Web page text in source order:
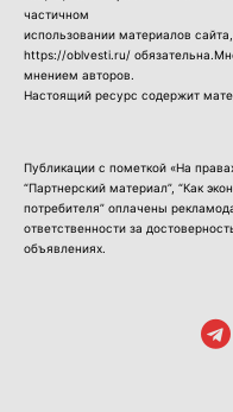
частичном
использовании материалов
https://oblvesti.ru/
мнением авторов.
Настоящий ресурс содержит
Публикации с пометкой «На
“Партнерский материал”, “Как
потребителя” оплачены
ответственности за
объявлениях.